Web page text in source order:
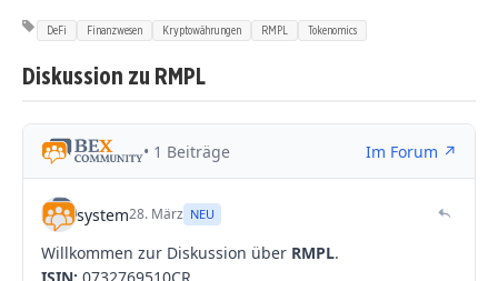
DeFi Finanzwesen Kryptowährungen RMPL Tokenomics
Diskussion zu RMPL